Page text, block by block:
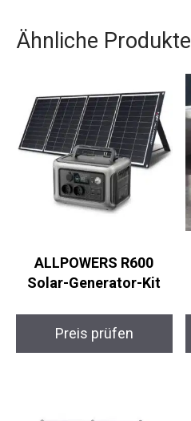
Ähnliche Produkte
ALLPOWERS R600
Solar-Generator-Kit
Preis prüfen